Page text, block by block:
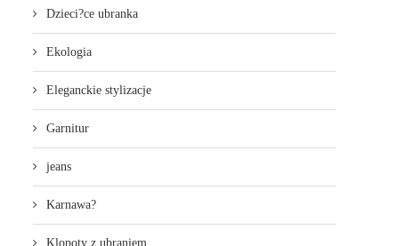
Dzieci?ce ubranka
Ekologia
Eleganckie stylizacje
Garnitur
jeans
Karnawa?
Klopoty z ubraniem